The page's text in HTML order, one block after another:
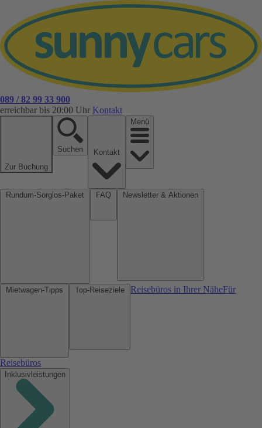
089 / 82 99 33 900
erreichbar bis 20:00 Uhr Kontakt
Zur Buchung
Suchen
Menü
Reisebüros in Ihrer NäheFür
Reisebüros
Inklusivleistungen